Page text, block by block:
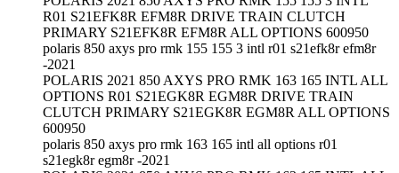
R01 S21EFK8R EFM8R DRIVE TRAIN CLUTCH
PRIMARY S21EFK8R EFM8R ALL OPTIONS 600950
polaris 850 axys pro rmk 155 155 3 intl r01 s21efk8r efm8r
-2021
POLARIS 2021 850 AXYS PRO RMK 163 165 INTL ALL
OPTIONS R01 S21EGK8R EGM8R DRIVE TRAIN
CLUTCH PRIMARY S21EGK8R EGM8R ALL OPTIONS
600950
polaris 850 axys pro rmk 163 165 intl all options r01
s21egk8r egm8r -2021